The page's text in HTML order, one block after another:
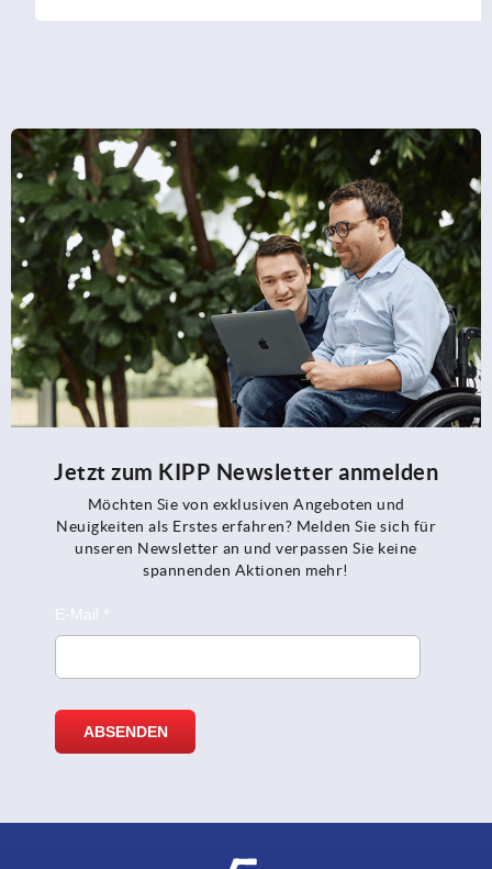
Jetzt zum KIPP Newsletter anmelden
Möchten Sie von exklusiven Angeboten und
Neuigkeiten als Erstes erfahren? Melden Sie sich für
unseren Newsletter an und verpassen Sie keine
spannenden Aktionen mehr!